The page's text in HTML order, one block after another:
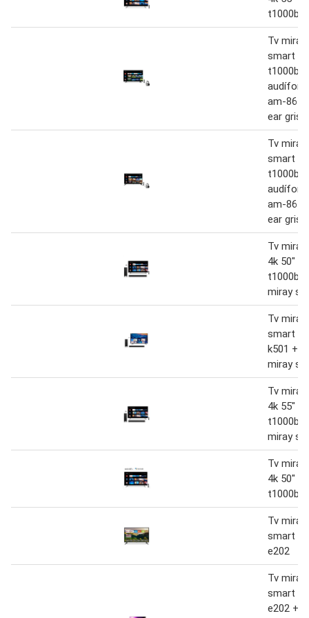
t1000bt
Tv miray
smart
t1000bt
am-
ear gris
Tv
smart
t1000bt
am-
ear gris
Tv
4k 50"
t1000bt
miray
Tv
smart
k501 +
miray
Tv
4k 55"
t1000bt
miray
Tv
4k 50"
t1000bt
Tv miray
smart
e202
Tv miray
smart
e202 +